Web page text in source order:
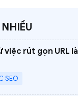
việc rút gọn URL là
SEO